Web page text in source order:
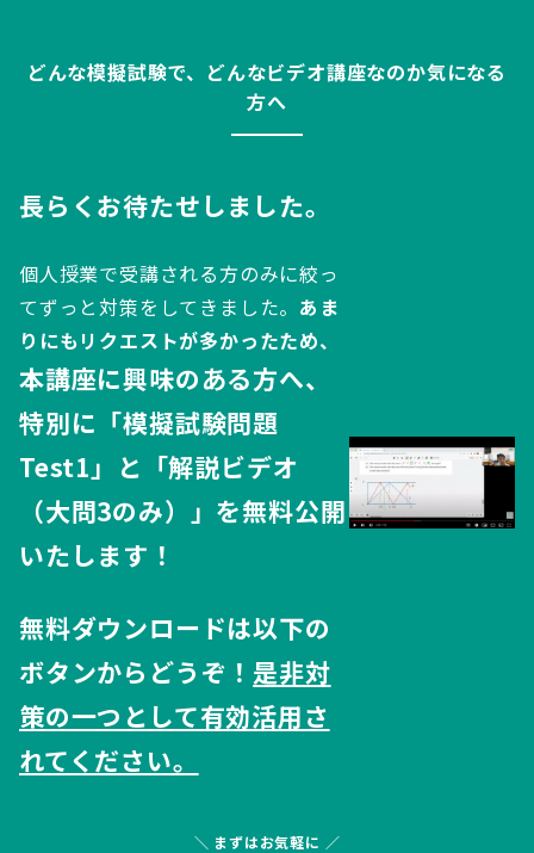
どんな模擬試験で、どんなビデオ講座なのか気になる
方へ
長らく お待たせしました。
個人授業で受講される方のみに絞っ
てずっと対策をしてきました。 あま
りにもリクエストが多かったため、
本講座に興味のある方へ、
特別に「模擬試験問題
Test1」と「解説ビデオ
（大問3のみ）」 を無料公開
いたします！
無料ダウンロードは以下の
ボタンからどうぞ！ 是非対
策の一つとして有効活用さ
れてください。
＼ まずはお気軽に ／